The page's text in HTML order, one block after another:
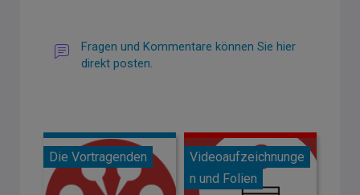
Fragen und Kommentare können Sie hier
direkt posten.
Die Vortragenden
Videoaufzeichnunge
n und Folien